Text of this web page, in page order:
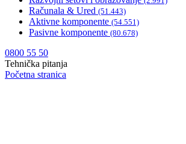
Računala & Ured (51.443)
Aktivne komponente (54.551)
Pasivne komponente (80.678)
0800 55 50
Tehnička pitanja
Početna stranica